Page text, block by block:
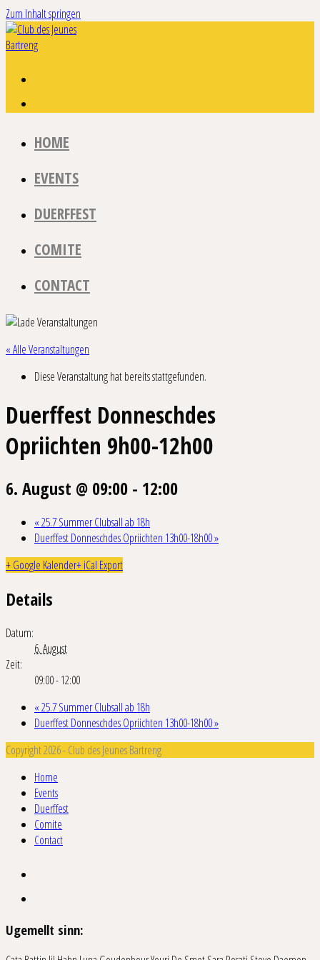
Zum Inhalt springen
HOME
EVENTS
DUERFFEST
COMITE
CONTACT
« Alle Veranstaltungen
Diese Veranstaltung hat bereits stattgefunden.
Duerffest Donneschdes
Opriichten 9h00-12h00
6. August @ 09:00 - 12:00
«25.7 Summer Clubsall ab 18h
Duerffest Donneschdes Opriichten 13h00-18h00»
+ Google Kalender+ iCal Export
Details
Datum:
6. August
Zeit:
09:00 - 12:00
«25.7 Summer Clubsall ab 18h
Duerffest Donneschdes Opriichten 13h00-18h00»
Copyright 2026 - Club des Jeunes Bartreng
Home
Events
Duerffest
Comite
Contact
Ugemellt sinn: